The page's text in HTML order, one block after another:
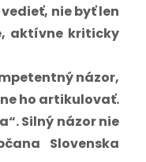
nie byť len
aktívne kriticky
názor,
ho artikulovať.
Silný názor nie
Slovenska